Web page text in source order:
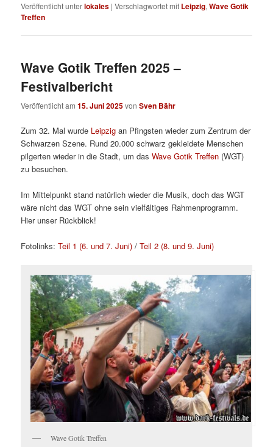
Veröffentlicht unterlokales |Verschlagwortet mit Leipzig,Wave Gotik
Treffen
Wave Gotik Treffen 2025 –
Festivalbericht
Veröffentlicht am15. Juni 2025vonSven Bähr
Zum 32. Mal wurde Leipzig an Pfingsten wieder zum Zentrum der
Schwarzen Szene. Rund 20.000 schwarz gekleidete Menschen
pilgerten wieder in die Stadt, um dasWave Gotik Treffen (WGT)
zu besuchen.
Im Mittelpunkt stand natürlich wieder die Musik, doch das WGT
wäre nicht das WGT ohne sein vielfältiges Rahmenprogramm.
Hier unser Rückblick!
Fotolinks:Teil 1 (6. und 7. Juni) /Teil 2 (8. und 9. Juni)
Wave Gotik Treffen